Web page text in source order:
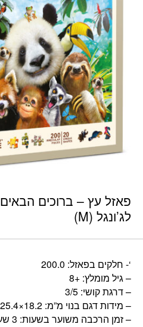
פאזל עץ – ברוכים הבאים
לג’ונגל (M)
‘- חלקים בפאזל: 200.0
– גיל מומלץ: +8
– דרגת קושי: 3/5
– מידות דגם בנוי מ”מ: 18.2×25.4
– זמן הרכבה משוער בשעות: 3 שעות